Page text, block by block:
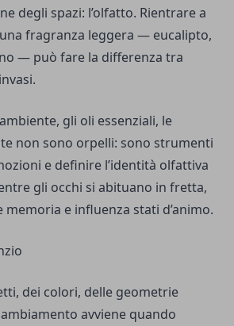
degli spazi: l’olfatto. Rientrare a
fragranza leggera — eucalipto,
— può fare la differenza tra
gli oli essenziali, le
non sono orpelli: sono strumenti
e definire l’identità olfattiva
gli occhi si abituano in fretta,
memoria e influenza stati d’animo.
dei colori, delle geometrie
avviene quando